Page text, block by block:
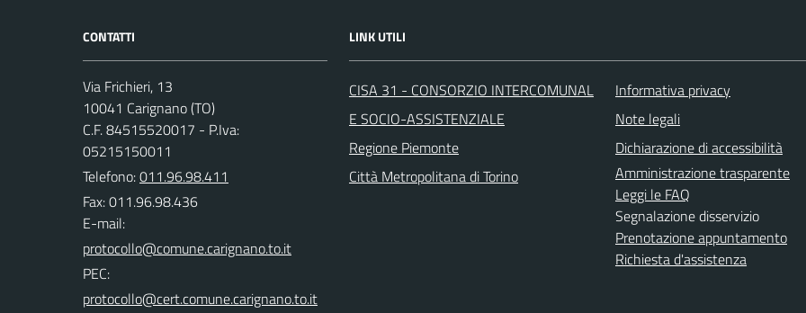
CONTATTI
Via Frichieri, 13
10041 Carignano (TO)
C.F. 84515520017 - P.Iva:
05215150011
Telefono:011.96.98.411
Fax: 011.96.98.436
E-mail:
PEC:
LINK UTILI
CISA 31 - CONSORZIO INTERCOMUNAL
E SOCIO-ASSISTENZIALE
Regione Piemonte
Città Metropolitana di Torino
Informativa privacy
Note legali
Dichiarazione di accessibilità
Amministrazione trasparente
Leggi le FAQ
Segnalazione disservizio
Prenotazione appuntamento
Richiesta d'assistenza